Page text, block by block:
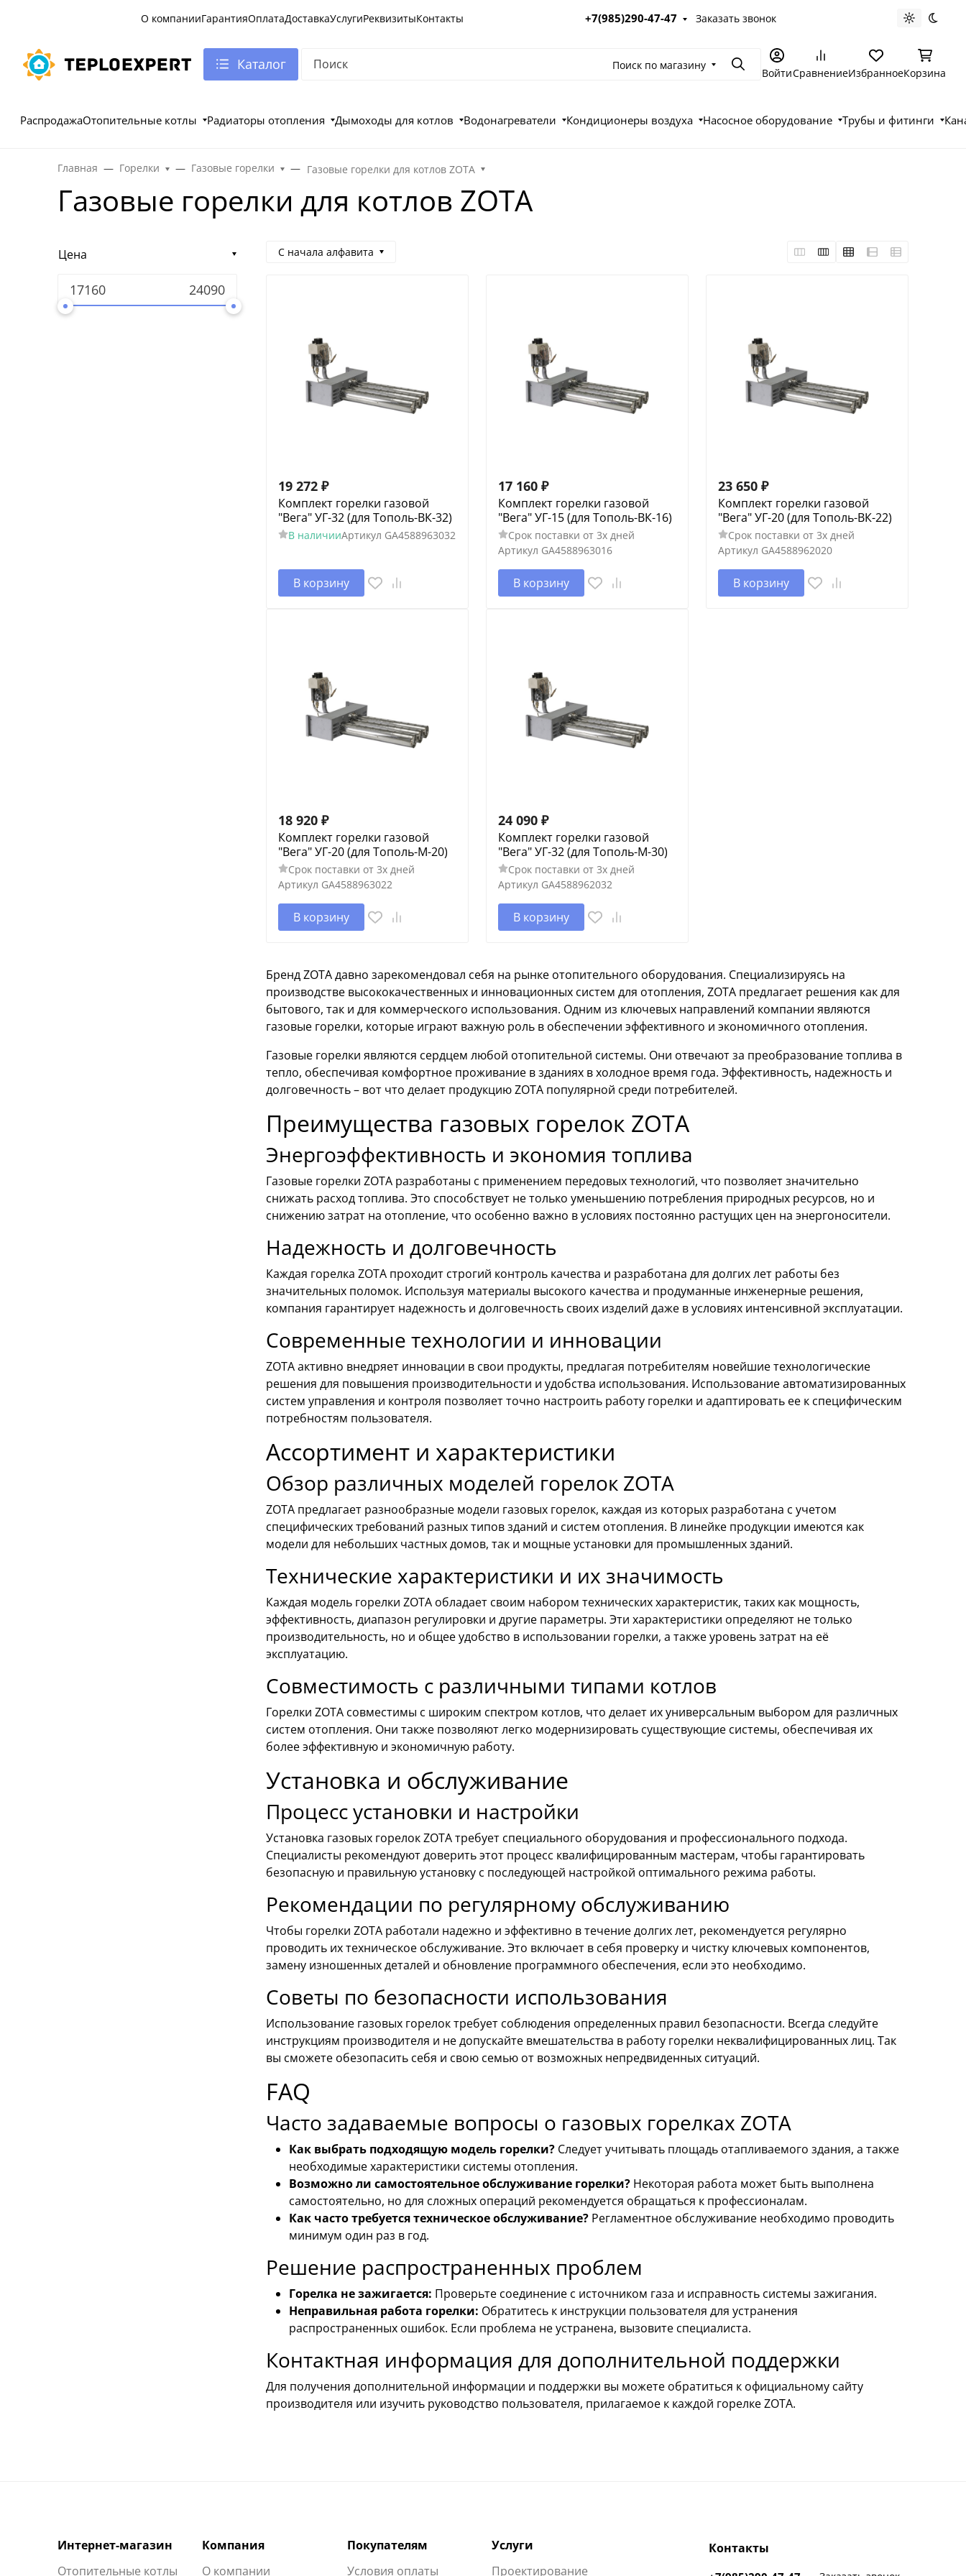
О компанииГарантияОплатаДоставкаУслугиРеквизитыКонтакты +7(985)290-47-47 Заказать звонок Светлая
Каталог Поиск по магазину ПоискВойтиСравнениеИзбранноеКорзина
РаспродажаОтопительные котлы Радиаторы отопления Дымоходы для котлов Водонагреватели Кондиционеры воздуха Насосное оборудование Трубы и фитинги
Главная Горелки Газовые горелки Газовые горелки для котлов ZOTA
Газовые горелки для котлов ZOTA
Цена С начала алфавита
19 272 ₽
Комплект горелки газовой
"Вега" УГ-32 (для Тополь-ВК-32)
В наличииАртикул GA4588963032
В корзину
17 160 ₽
Комплект горелки газовой
"Вега" УГ-15 (для Тополь-ВК-16)
Срок поставки от 3х дней
Артикул GA4588963016
В корзину
23 650 ₽
Комплект горелки газовой
"Вега" УГ-20 (для Тополь-ВК-22)
Срок поставки от 3х дней
Артикул GA4588962020
В корзину
18 920 ₽
Комплект горелки газовой
"Вега" УГ-20 (для Тополь-М-20)
Срок поставки от 3х дней
Артикул GA4588963022
В корзину
24 090 ₽
Комплект горелки газовой
"Вега" УГ-32 (для Тополь-М-30)
Срок поставки от 3х дней
Артикул GA4588962032
В корзину
Бренд ZOTA давно зарекомендовал себя на рынке отопительного оборудования. Специализируясь на
производстве высококачественных и инновационных систем для отопления, ZOTA предлагает решения как для
бытового, так и для коммерческого использования. Одним из ключевых направлений компании являются
газовые горелки, которые играют важную роль в обеспечении эффективного и экономичного отопления.
Газовые горелки являются сердцем любой отопительной системы. Они отвечают за преобразование топлива в
тепло, обеспечивая комфортное проживание в зданиях в холодное время года. Эффективность, надежность и
долговечность – вот что делает продукцию ZOTA популярной среди потребителей.
Преимущества газовых горелок ZOTA
Энергоэффективность и экономия топлива
Газовые горелки ZOTA разработаны с применением передовых технологий, что позволяет значительно
снижать расход топлива. Это способствует не только уменьшению потребления природных ресурсов, но и
снижению затрат на отопление, что особенно важно в условиях постоянно растущих цен на энергоносители.
Надежность и долговечность
Каждая горелка ZOTA проходит строгий контроль качества и разработана для долгих лет работы без
значительных поломок. Используя материалы высокого качества и продуманные инженерные решения,
компания гарантирует надежность и долговечность своих изделий даже в условиях интенсивной эксплуатации.
Современные технологии и инновации
ZOTA активно внедряет инновации в свои продукты, предлагая потребителям новейшие технологические
решения для повышения производительности и удобства использования. Использование автоматизированных
систем управления и контроля позволяет точно настроить работу горелки и адаптировать ее к специфическим
потребностям пользователя.
Ассортимент и характеристики
Обзор различных моделей горелок ZOTA
ZOTA предлагает разнообразные модели газовых горелок, каждая из которых разработана с учетом
специфических требований разных типов зданий и систем отопления. В линейке продукции имеются как
модели для небольших частных домов, так и мощные установки для промышленных зданий.
Технические характеристики и их значимость
Каждая модель горелки ZOTA обладает своим набором технических характеристик, таких как мощность,
эффективность, диапазон регулировки и другие параметры. Эти характеристики определяют не только
производительность, но и общее удобство в использовании горелки, а также уровень затрат на её
эксплуатацию.
Совместимость с различными типами котлов
Горелки ZOTA совместимы с широким спектром котлов, что делает их универсальным выбором для различных
систем отопления. Они также позволяют легко модернизировать существующие системы, обеспечивая их
более эффективную и экономичную работу.
Установка и обслуживание
Процесс установки и настройки
Установка газовых горелок ZOTA требует специального оборудования и профессионального подхода.
Специалисты рекомендуют доверить этот процесс квалифицированным мастерам, чтобы гарантировать
безопасную и правильную установку с последующей настройкой оптимального режима работы.
Рекомендации по регулярному обслуживанию
Чтобы горелки ZOTA работали надежно и эффективно в течение долгих лет, рекомендуется регулярно
проводить их техническое обслуживание. Это включает в себя проверку и чистку ключевых компонентов,
замену изношенных деталей и обновление программного обеспечения, если это необходимо.
Советы по безопасности использования
Использование газовых горелок требует соблюдения определенных правил безопасности. Всегда следуйте
инструкциям производителя и не допускайте вмешательства в работу горелки неквалифицированных лиц. Так
вы сможете обезопасить себя и свою семью от возможных непредвиденных ситуаций.
FAQ
Часто задаваемые вопросы о газовых горелках ZOTA
Как выбрать подходящую модель горелки? Следует учитывать площадь отапливаемого здания, а также
необходимые характеристики системы отопления.
Возможно ли самостоятельное обслуживание горелки? Некоторая работа может быть выполнена
самостоятельно, но для сложных операций рекомендуется обращаться к профессионалам.
Как часто требуется техническое обслуживание? Регламентное обслуживание необходимо проводить
минимум один раз в год.
Решение распространенных проблем
Горелка не зажигается: Проверьте соединение с источником газа и исправность системы зажигания.
Неправильная работа горелки: Обратитесь к инструкции пользователя для устранения
распространенных ошибок. Если проблема не устранена, вызовите специалиста.
Контактная информация для дополнительной поддержки
Для получения дополнительной информации и поддержки вы можете обратиться к официальному сайту
производителя или изучить руководство пользователя, прилагаемое к каждой горелке ZOTA.
Интернет-магазин
Отопительные котлы
Компания
О компании
Покупателям
Условия оплаты
Услуги
Проектирование
Контакты